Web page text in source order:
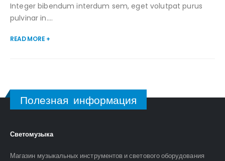
Integer bibendum interdum sem, eget volutpat purus
pulvinar in....
READ MORE +
Полезная информация
Светомузыка
Магазин музыкальных инструментов и светового оборудования